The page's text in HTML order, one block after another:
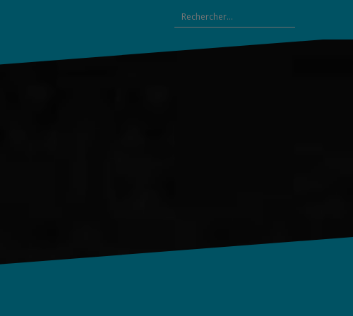
Rechercher :